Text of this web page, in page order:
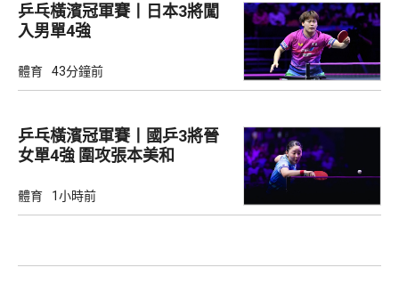
乒乓橫濱冠軍賽丨日本3將闖
入男單4強
體育 43分鐘前
乒乓橫濱冠軍賽丨國乒3將晉
女單4強 圍攻張本美和
體育 1小時前